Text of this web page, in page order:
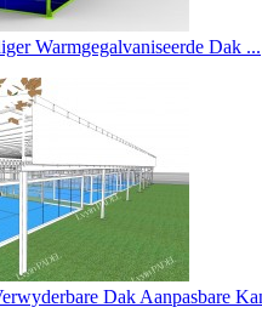
Warmgegalvaniseerde Dak ...
Dak Aanpasbare